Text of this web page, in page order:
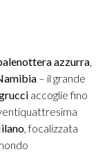
azzurra,
– il grande
accoglie fino
, focalizzata